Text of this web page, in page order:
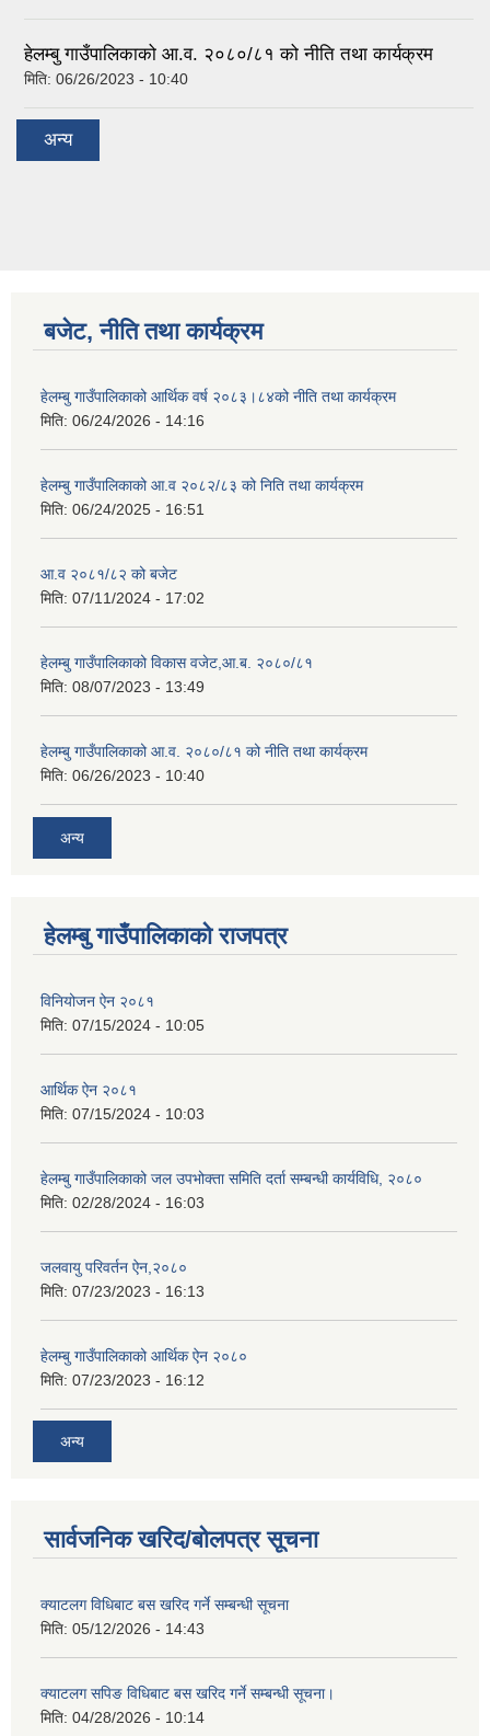
हेलम्बु गाउँपालिकाको आ.व. २०८०/८१ को नीति तथा कार्यक्रम
मिति: 06/26/2023 - 10:40
अन्य
बजेट, नीति तथा कार्यक्रम
हेलम्बु गाउँपालिकाको आर्थिक वर्ष २०८३।८४को नीति तथा कार्यक्रम
मिति: 06/24/2026 - 14:16
हेलम्बु गाउँपालिकाको आ.व २०८२/८३ को निति तथा कार्यक्रम
मिति: 06/24/2025 - 16:51
आ.व २०८१/८२ को बजेट
मिति: 07/11/2024 - 17:02
हेलम्बु गाउँपालिकाको विकास वजेट,आ.ब. २०८०/८१
मिति: 08/07/2023 - 13:49
हेलम्बु गाउँपालिकाको आ.व. २०८०/८१ को नीति तथा कार्यक्रम
मिति: 06/26/2023 - 10:40
अन्य
हेलम्बु गाउँपालिकाको राजपत्र
विनियोजन ऐन २०८१
मिति: 07/15/2024 - 10:05
आर्थिक ऐन २०८१
मिति: 07/15/2024 - 10:03
हेलम्बु गाउँपालिकाको जल उपभोक्ता समिति दर्ता सम्बन्धी कार्यविधि, २०८०
मिति: 02/28/2024 - 16:03
जलवायु परिवर्तन ऐन,२०८०
मिति: 07/23/2023 - 16:13
हेलम्बु गाउँपालिकाको आर्थिक ऐन २०८०
मिति: 07/23/2023 - 16:12
अन्य
सार्वजनिक खरिद/बोलपत्र सूचना
क्याटलग विधिबाट बस खरिद गर्ने सम्बन्धी सूचना
मिति: 05/12/2026 - 14:43
क्याटलग सपिङ विधिबाट बस खरिद गर्ने सम्बन्धी सूचना।
मिति: 04/28/2026 - 10:14